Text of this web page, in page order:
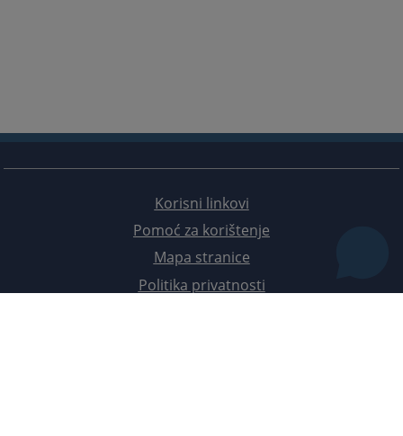
Korisni linkovi
Pomoć za korištenje
Mapa stranice
Politika privatnosti